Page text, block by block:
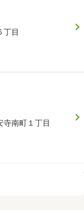
丁目
寺南町１丁目